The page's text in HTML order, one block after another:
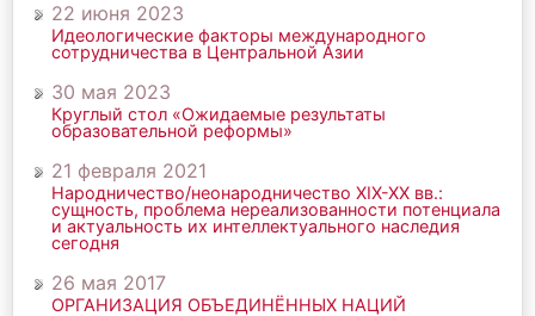
22 июня 2023
Идеологические факторы международного
сотрудничества в Центральной Азии
30 мая 2023
Круглый стол «Ожидаемые результаты
образовательной реформы»
21 февраля 2021
Народничество/неонародничество ХIХ-ХХ вв.:
сущность, проблема нереализованности потенциала
и актуальность их интеллектуального наследия
сегодня
26 мая 2017
ОРГАНИЗАЦИЯ ОБЪЕДИНЁННЫХ НАЦИЙ